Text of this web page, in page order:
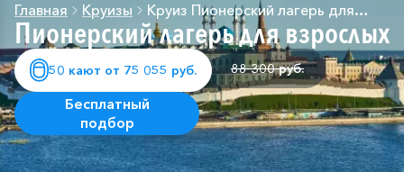
Главная Круизы
Круиз Пионерский лагерь для
взрослых
Пионерский лагерь для взрослых
50 кают от 75 055 руб. 88 300 руб.
Бесплатный
подбор